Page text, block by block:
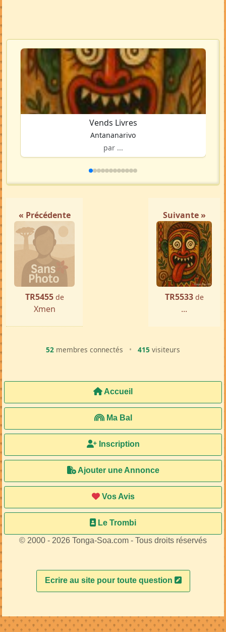
Vends Livres
Antananarivo
par ...
« Précédente
TR5455 de
Xmen
Suivante »
TR5533 de
...
52 membres connectés • 415 visiteurs
Accueil
Ma Bal
Inscription
Ajouter une Annonce
Vos Avis
Le Trombi
© 2000 - 2026 Tonga-Soa.com - Tous droits réservés
Ecrire au site pour toute question